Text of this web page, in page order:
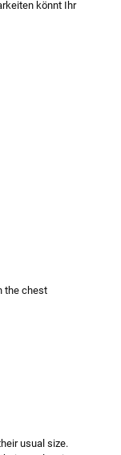
könnt Ihr
the chest
usual size.